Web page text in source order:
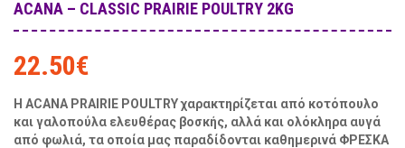
ACANA – CLASSIC PRAIRIE POULTRY 2KG
22.50€
Η ACANA PRAIRIE POULTRY χαρακτηρίζεται από κοτόπουλο
και γαλοπούλα ελευθέρας βοσκής, αλλά και ολόκληρα αυγά
από φωλιά, τα οποία μας παραδίδονται καθημερινά ΦΡΕΣΚΑ